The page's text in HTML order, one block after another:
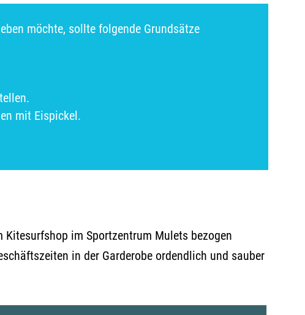
möchte, sollte folgende Grundsätze
mit Eispickel.
im Sportzentrum Mulets bezogen
in der Garderobe ordendlich und sauber